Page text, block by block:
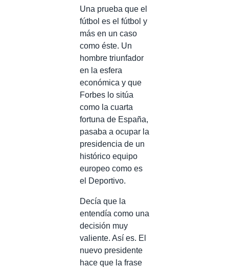
Una prueba que el
fútbol es el fútbol y
más en un caso
como éste. Un
hombre triunfador
en la esfera
económica y que
Forbes lo sitúa
como la cuarta
fortuna de España,
pasaba a ocupar la
presidencia de un
histórico equipo
europeo como es
el Deportivo.
Decía que la
entendía como una
decisión muy
valiente. Así es. El
nuevo presidente
hace que la frase